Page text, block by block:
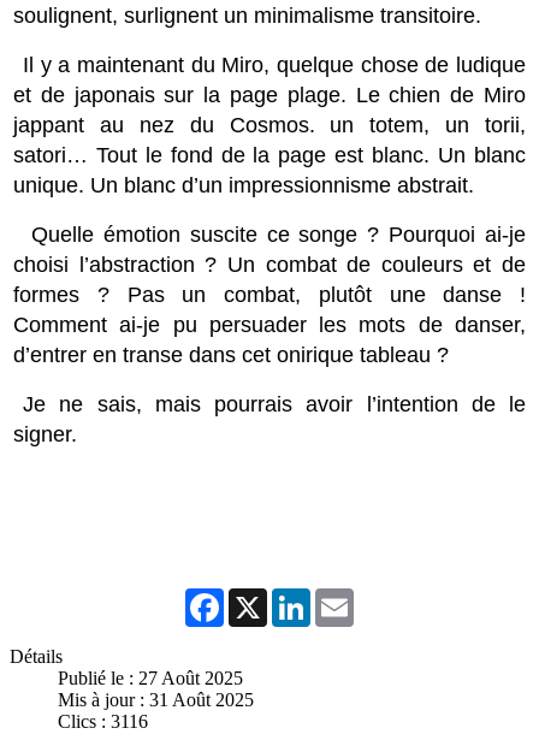
soulignent, surlignent un minimalisme transitoire.
Il y a maintenant du Miro, quelque chose de ludique
et de japonais sur la page plage. Le chien de Miro
jappant au nez du Cosmos. un totem, un torii,
satori… Tout le fond de la page est blanc. Un blanc
unique. Un blanc d’un impressionnisme abstrait.
Quelle émotion suscite ce songe ? Pourquoi ai-je
choisi l’abstraction ? Un combat de couleurs et de
formes ? Pas un combat, plutôt une danse !
Comment ai-je pu persuader les mots de danser,
d’entrer en transe dans cet onirique tableau ?
Je ne sais, mais pourrais avoir l’intention de le
signer.
Facebook
X LinkedIn
Détails
Publié le : 27 Août 2025
Mis à jour : 31 Août 2025
Clics : 3116